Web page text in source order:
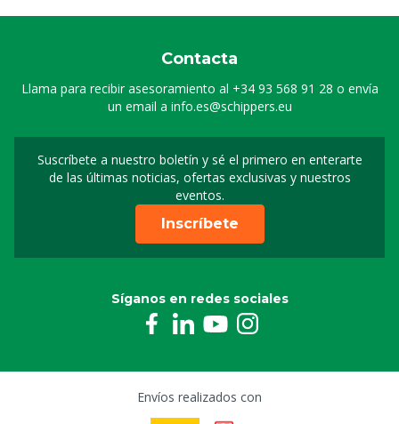
Contacta
Llama para recibir asesoramiento al +34 93 568 91 28 o envía
un email a info.es@schippers.eu
Suscríbete a nuestro boletín y sé el primero en enterarte
de las últimas noticias, ofertas exclusivas y nuestros
eventos.
Suscripción a nuestro
Inscríbete
Síganos en redes sociales
Envíos realizados con